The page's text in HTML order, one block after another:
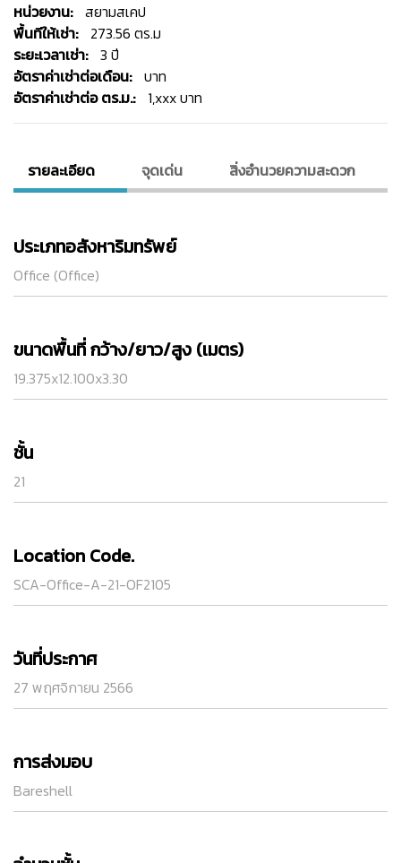
หน่วยงาน: สยามสเคป
พื้นทีให้เช่า:
273.56 ตร.ม
ระยะเวลาเช่า: 3 ปี
อัตราค่าเช่าต่อเดือน: บาท
อัตราค่าเช่าต่อ ตร.ม.:
1,xxx บาท
รายละเอียด จุดเด่น สิ่งอํานวยความสะดวก
ประเภทอสังหาริมทรัพย์
Office (Office)
ขนาดพื้นที่ กว้าง/ยาว/สูง (เมตร)
19.375x12.100x3.30
ชั้น
21
Location Code.
SCA-Office-A-21-OF2105
วันที่ประกาศ
27 พฤศจิกายน 2566
การส่งมอบ
Bareshell